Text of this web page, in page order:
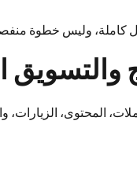
كاملة، وليس خطوة
والتسويق
المحتوى، الزيارات،